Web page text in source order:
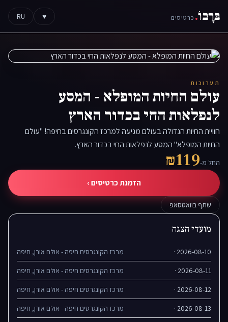
בּרָבוֹ. כרטיסים ♥
RU
תערוכות
עולם החיות המופלא - המסע
לנפלאות החי בכדור הארץ
חוויית החיות הגדולה בעולם מגיעה למרכז הקונגרסים בחיפה! "עולם
החיות המופלא" המסע לנפלאות החי בכדור הארץ.
החל מ-₪119
הזמנת כרטיסים ›
שתף בוואטסאפ
מועדי הצגה
2026-08-10 · מרכז הקונגרסים חיפה - אולם אורן, חיפה
2026-08-11 · מרכז הקונגרסים חיפה - אולם אורן, חיפה
2026-08-12 · מרכז הקונגרסים חיפה - אולם אורן, חיפה
2026-08-13 · מרכז הקונגרסים חיפה - אולם אורן, חיפה